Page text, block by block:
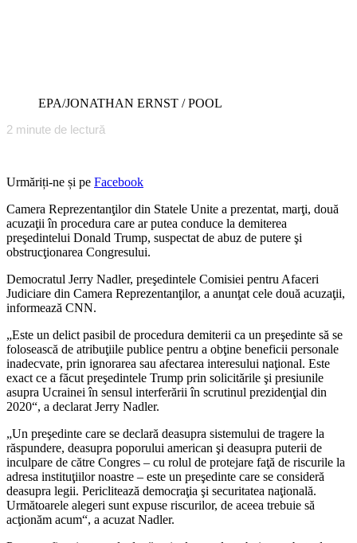
EPA/JONATHAN ERNST / POOL
2 minute de lectură
Urmăriți-ne și pe Facebook
Camera Reprezentanţilor din Statele Unite a prezentat, marţi, două
acuzaţii în procedura care ar putea conduce la demiterea
preşedintelui Donald Trump, suspectat de abuz de putere şi
obstrucţionarea Congresului.
Democratul Jerry Nadler, preşedintele Comisiei pentru Afaceri
Judiciare din Camera Reprezentanţilor, a anunţat cele două acuzaţii,
informează CNN.
„Este un delict pasibil de procedura demiterii ca un preşedinte să se
folosească de atribuţiile publice pentru a obţine beneficii personale
inadecvate, prin ignorarea sau afectarea interesului naţional. Este
exact ce a făcut preşedintele Trump prin solicitările şi presiunile
asupra Ucrainei în sensul interferării în scrutinul prezidenţial din
2020“, a declarat Jerry Nadler.
„Un preşedinte care se declară deasupra sistemului de tragere la
răspundere, deasupra poporului american şi deasupra puterii de
inculpare de către Congres – cu rolul de protejare faţă de riscurile la
adresa instituţiilor noastre – este un preşedinte care se consideră
deasupra legii. Periclitează democraţia şi securitatea naţională.
Următoarele alegeri sunt expuse riscurilor, de aceea trebuie să
acţionăm acum“, a acuzat Nadler.